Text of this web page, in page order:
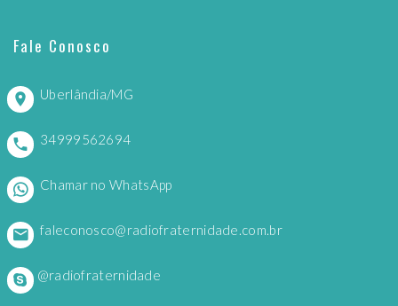
Fale Conosco
Uberlândia/MG
34999562694
Chamar no WhatsApp
faleconosco@radiofraternidade.com.br
@radiofraternidade